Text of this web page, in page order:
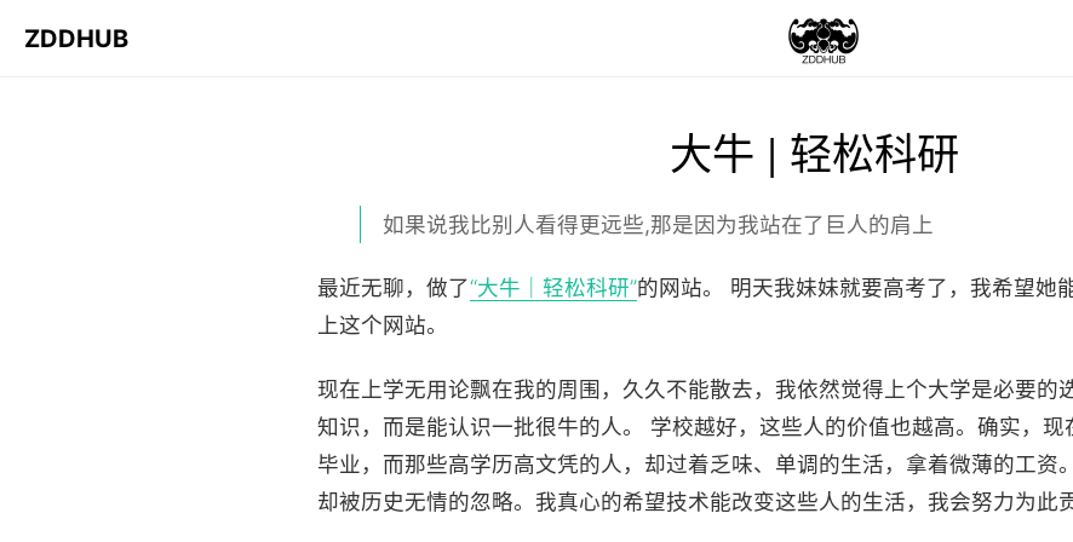
ZDDHUB
大牛 | 轻松科研
如果说我比别人看得更远些,那是因为我站在了巨人的肩上
最近无聊，做了“大牛｜轻松科研”的网站。 明天我妹妹就要高考了，我希望她
上这个网站。
现在上学无用论飘在我的周围，久久不能散去，我依然觉得上个大学是必要的
知识，而是能认识一批很牛的人。 学校越好，这些人的价值也越高。确实，
毕业，而那些高学历高文凭的人，却过着乏味、单调的生活，拿着微薄的工资
却被历史无情的忽略。我真心的希望技术能改变这些人的生活，我会努力为此